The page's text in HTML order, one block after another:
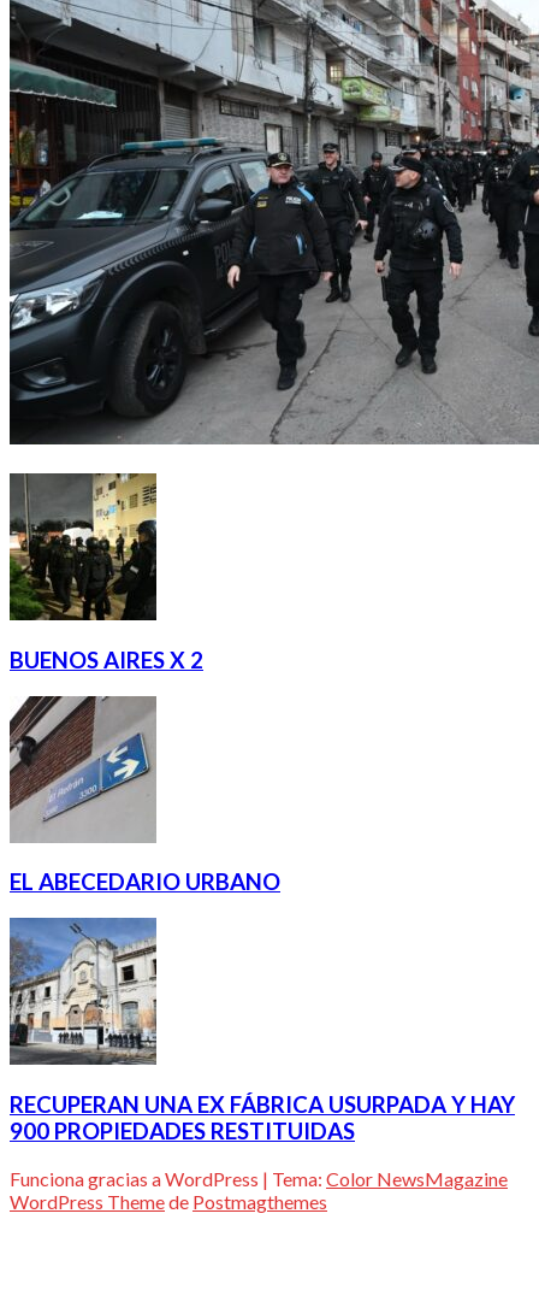
BUENOS AIRES X 2
EL ABECEDARIO URBANO
RECUPERAN UNA EX FÁBRICA USURPADA Y HAY
900 PROPIEDADES RESTITUIDAS
Funciona gracias a WordPress | Tema: Color NewsMagazine
WordPress Themede Postmagthemes